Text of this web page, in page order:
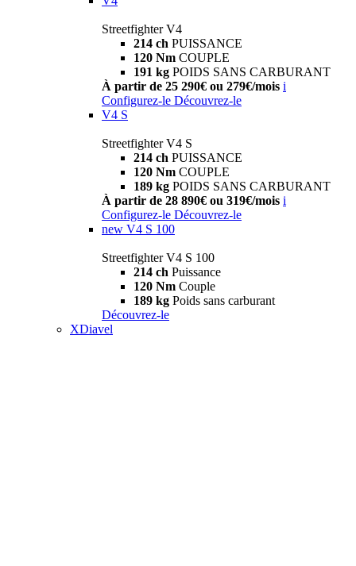
Streetfighter V4
214 ch PUISSANCE
120 Nm COUPLE
191 kg POIDS SANS CARBURANT
À partir de 25 290€ ou 279€/mois i
Configurez-le Découvrez-le
V4 S
Streetfighter V4 S
214 ch PUISSANCE
120 Nm COUPLE
189 kg POIDS SANS CARBURANT
À partir de 28 890€ ou 319€/mois i
Configurez-le Découvrez-le
new V4 S 100
Streetfighter V4 S 100
214 ch Puissance
120 Nm Couple
189 kg Poids sans carburant
Découvrez-le
XDiavel